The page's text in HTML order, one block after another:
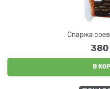
Спаржа
380
В